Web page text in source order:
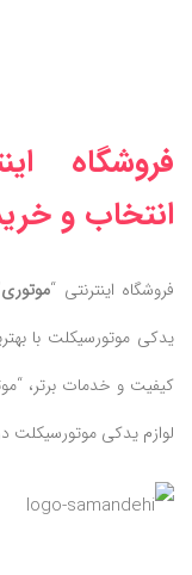
فروشگاه
انتخاب و
فروشگاه اینترنتی “موتوری
یدکی موتورسیکلت با
کیفیت و خدمات برتر،
لوازم یدکی موتورسیکلت